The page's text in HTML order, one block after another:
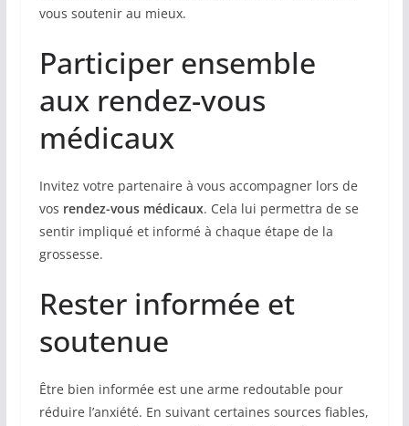
vous soutenir au mieux.
Participer ensemble
aux rendez-vous
médicaux
Invitez votre partenaire à vous accompagner lors de
vos rendez-vous médicaux. Cela lui permettra de se
sentir impliqué et informé à chaque étape de la
grossesse.
Rester informée et
soutenue
Être bien informée est une arme redoutable pour
réduire l’anxiété. En suivant certaines sources fiables,